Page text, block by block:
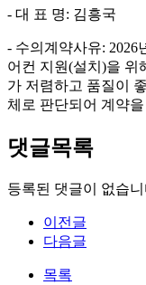
- 대 표 명: 김흥국
- 수의계약사유: 2026
어컨 지원(설치)을 위
가 저렴하고 품질이
체로 판단되어 계약
댓글목록
등록된 댓글이 없습니
이전글
다음글
목록